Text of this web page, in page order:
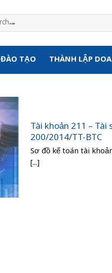
ĐÀO TẠO THÀNH LẬP
Tài khoản 211 –
200/2014/TT-BTC
Sơ đồ kế toán tài
[...]